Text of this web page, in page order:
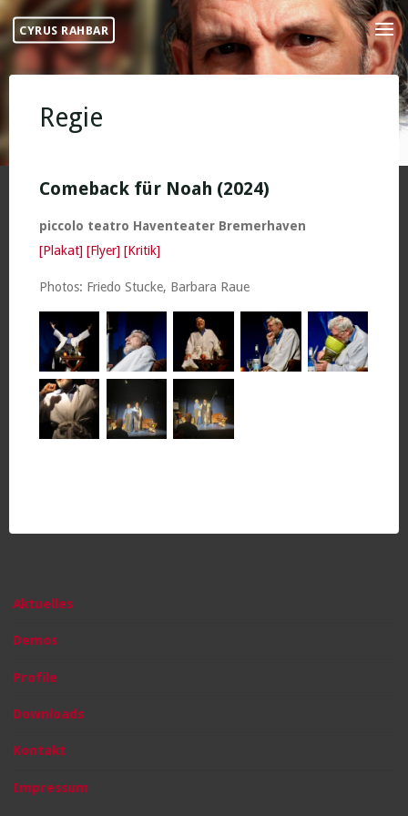
Skip
content
CYRUS RAHBAR
Regie
Comeback für Noah (2024)
piccolo teatro Haventeater Bremerhaven
[Plakat] [Flyer] [Kritik]
Photos: Friedo Stucke, Barbara Raue
Aktuelles
Demos
Profile
Downloads
Kontakt
Impressum